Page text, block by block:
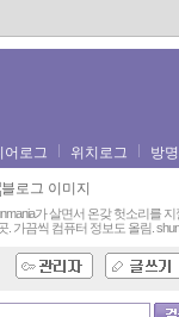
어로그 위치로그 방
가 살면서 온갖 헛소리를 지
. 가끔씩 컴퓨터 정보도 올림.